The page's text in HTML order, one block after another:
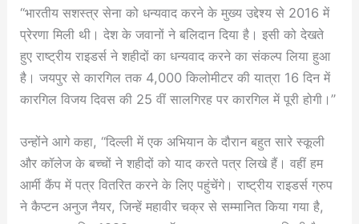
“भारतीय सशस्त्र सेना को धन्यवाद करने के मुख्य उद्देश्य से 2016 में
प्रेरणा मिली थी। देश के जवानों ने बलिदान दिया है। इसी को देखते
हुए राष्ट्रीय राइडर्स ने शहीदों का धन्यवाद करने का संकल्प लिया हुआ
है। जयपुर से कारगिल तक 4,000 किलोमीटर की यात्रा 16 दिन में
कारगिल विजय दिवस की 25 वीं सालगिरह पर कारगिल में पूरी होगी।”
उन्होंने आगे कहा, “दिल्ली में एक अभियान के दौरान बहुत सारे स्कूली
और कॉलेज के बच्चों ने शहीदों को याद करते पत्र लिखे हैं। वहीं हम
आर्मी कैंप में पत्र वितरित करने के लिए पहुंचेंगे। राष्ट्रीय राइडर्स ग्रुप
ने कैप्टन अनुज नैयर, जिन्हें महावीर चक्र से सम्मानित किया गया है,